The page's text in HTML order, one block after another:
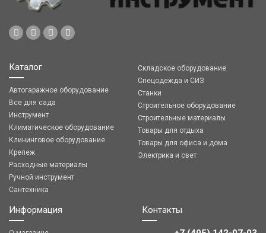
Каталог
Автогаражное оборудование
Все для сада
Инструмент
Климатическое оборудование
Клининговое оборудование
Крепеж
Расходные материалы
Ручной инструмент
Сантехника
Складское оборудование
Спецодежда и СИЗ
Станки
Строительное оборудование
Строительные материалы
Товары для отдыха
Товары для офиса и дома
Электрика и свет
Информация Контакты